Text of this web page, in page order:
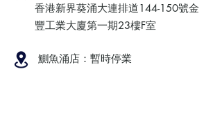
香港新界葵涌大連排道144-150號金
豐工業大廈第一期23樓F室
鰂魚涌店：暫時停業